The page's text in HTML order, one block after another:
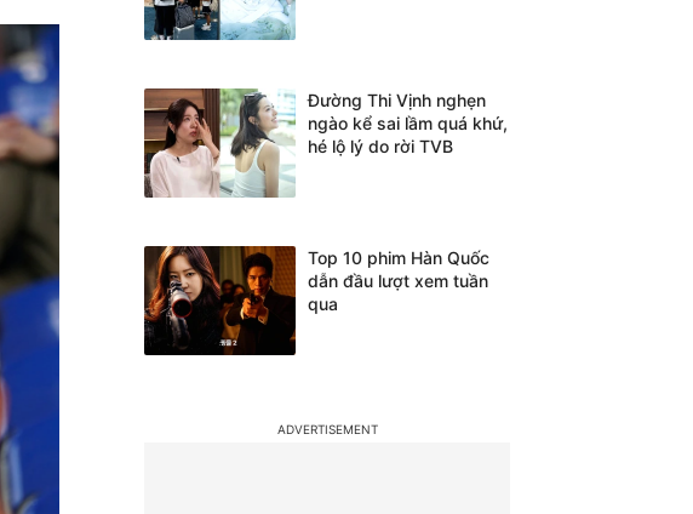
Đường Thi Vịnh nghẹn
ngào kể sai lầm quá khứ,
hé lộ lý do rời TVB
Top 10 phim Hàn Quốc
dẫn đầu lượt xem tuần
qua